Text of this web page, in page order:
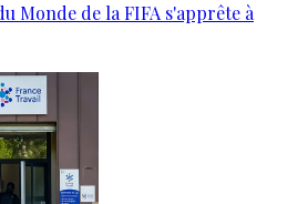
Monde de la FIFA s'apprête à